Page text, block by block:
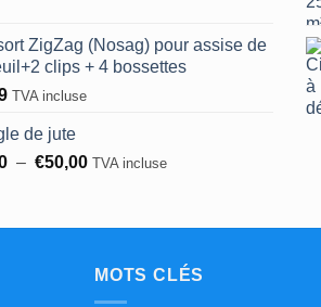
ZigZag (Nosag) pour assise de
clips + 4 bossettes
TVA incluse
de jute
– €50,00Plage
€1,90
€50,00
TVA incluse
MOTS CLÉS